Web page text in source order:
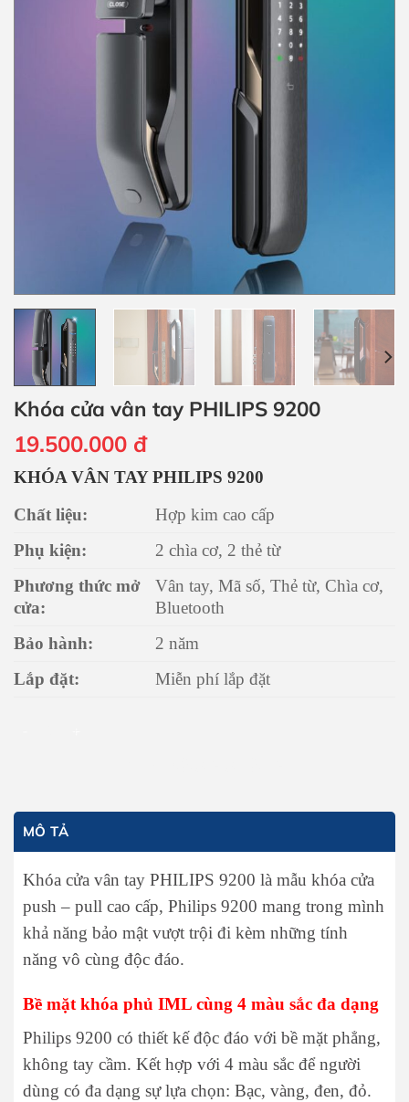
Khóa cửa vân tay PHILIPS 9200
19.500.000 đ
KHÓA VÂN TAY PHILIPS 9200
Chất liệu:
Hợp kim cao cấp
Phụ kiện:
2 chìa cơ, 2 thẻ từ
Phương thức mở
cửa:
Vân tay, Mã số, Thẻ từ, Chìa cơ,
Bluetooth
Bảo hành:
2 năm
Lắp đặt:
Miễn phí lắp đặt
MÔ TẢ
Khóa cửa vân tay PHILIPS 9200 là mẫu khóa cửa
push – pull cao cấp, Philips 9200 mang trong mình
khả năng bảo mật vượt trội đi kèm những tính
năng vô cùng độc đáo.
Bề mặt khóa phủ IML cùng 4 màu sắc đa dạng
Philips 9200 có thiết kế độc đáo với bề mặt phẳng,
không tay cầm. Kết hợp với 4 màu sắc để người
dùng có đa dạng sự lựa chọn: Bạc, vàng, đen, đỏ.